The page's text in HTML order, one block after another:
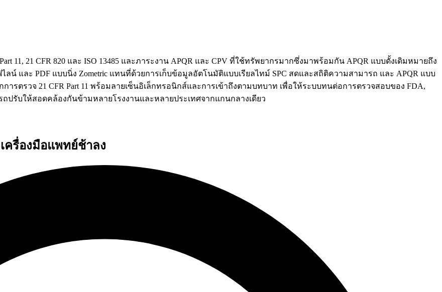
11, 21 CFR 820 และ ISO 13485 และภาระงาน APQR และ CPV ที่ใช้ทรัพยากรมากซึ่งมาพร้อมกัน APQR แบบดั้งเดิมหมายถึง
และ PDF แบบนิ่ง Zometric แทนที่ด้วยการเก็บข้อมูลอัตโนมัติแบบเรียลไทม์ SPC สดและสถิติความสามารถ และ APQR แบบ
ตรวจ 21 CFR Part 11 พร้อมลายเซ็นอิเล็กทรอนิกส์และการเข้าถึงตามบทบาท เพื่อให้ระบบทนต่อการตรวจสอบของ FDA,
ปรับให้สอดคล้องกันข้ามหลายโรงงานและหลายประเทศจากแกนกลางเดียว
ครื่องมือแพทย์ช้าลง